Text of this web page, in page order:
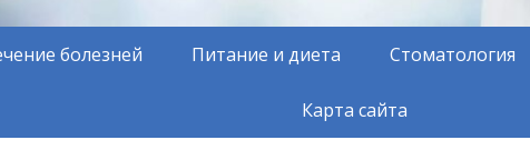
болезней Питание и диета Стоматология
Карта сайта